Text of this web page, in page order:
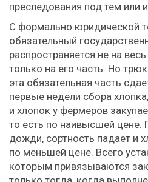
преследования под тем или
С формально юридической
обязательный
распространяется не на
только на его часть. Но
эта обязательная часть
первые недели сбора
и хлопок у фермеров
то есть по наивысшей цене.
дожди, сортность падает и
по меньшей цене. Всего
которым привязываются